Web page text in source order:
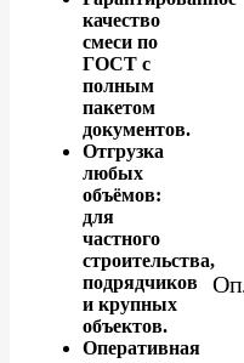
качество
смеси по
ГОСТ с
полным
пакетом
документов.
Отгрузка
любых
объёмов:
для
частного
строительства,
подрядчиков
и крупных
объектов.
Оперативная